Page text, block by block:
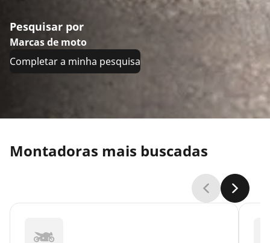
Pesquisar por
Marcas de moto
Completar a minha pesquisa
Montadoras mais buscadas